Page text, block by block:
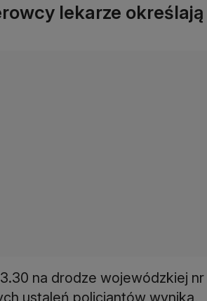
lekarze określają
na drodze wojewódzkiej nr
ustaleń policjantów wynika,